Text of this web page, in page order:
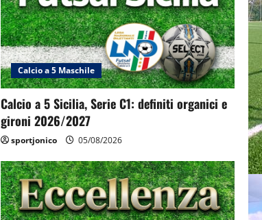
Calcio a 5 Maschile
Calcio a 5 Sicilia, Serie C1: definiti organici e
gironi 2026/2027
sportjonico 05/08/2026